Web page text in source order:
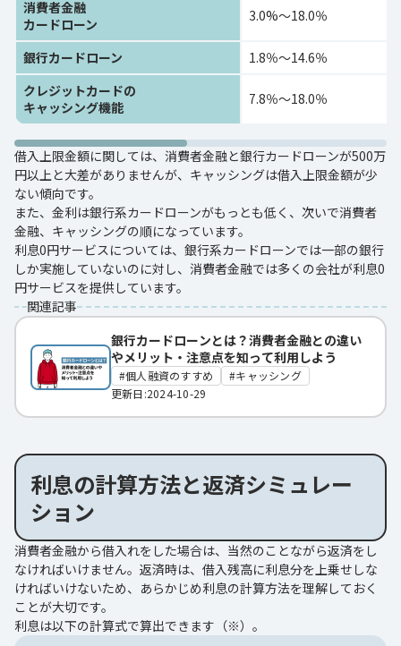
消費者金融
カードローン
3.0%～18.0％
銀行カードローン
1.8％～14.6％
クレジットカードの
キャッシング機能
7.8％～18.0％
借入上限金額に関しては、消費者金融と銀行カードローンが500万
円以上と大差がありませんが、キャッシングは借入上限金額が少
ない傾向です。
また、金利は銀行系カードローンがもっとも低く、次いで消費者
金融、キャッシングの順になっています。
利息0円サービスについては、銀行系カードローンでは一部の銀行
しか実施していないのに対し、消費者金融では多くの会社が利息0
円サービスを提供しています。
関連記事
銀行カードローンとは？消費者金融との違い
やメリット・注意点を知って利用しよう
個人融資のすすめ
キャッシング
更新日:2024-10-29
利息の計算方法と返済シミュレー
ション
消費者金融から借入れをした場合は、当然のことながら返済をし
なければいけません。返済時は、借入残高に利息分を上乗せしな
ければいけないため、あらかじめ利息の計算方法を理解しておく
ことが大切です。
利息は以下の計算式で算出できます（※）。